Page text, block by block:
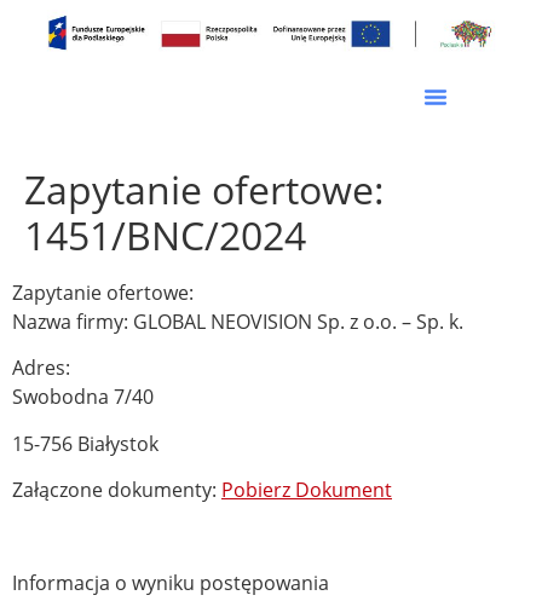
Zapytanie ofertowe:
1451/BNC/2024
Zapytanie ofertowe:
Nazwa firmy: GLOBAL NEOVISION Sp. z o.o. – Sp. k.
Adres:
Swobodna 7/40
15-756 Białystok
Załączone dokumenty: Pobierz Dokument
Informacja o wyniku postępowania